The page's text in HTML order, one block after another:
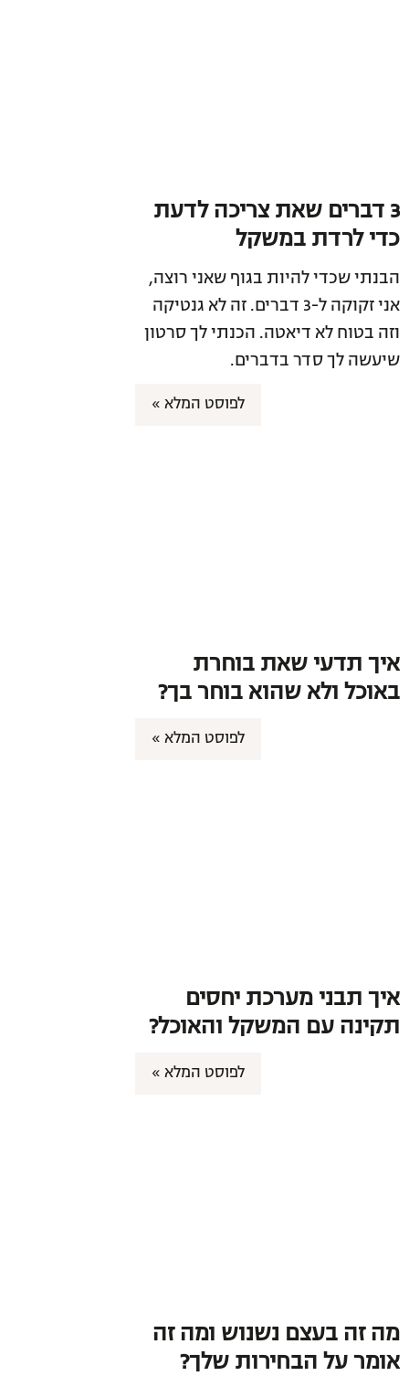
3 דברים שאת צריכה לדעת
כדי לרדת במשקל
הבנתי שכדי להיות בגוף שאני רוצה,
אני זקוקה ל-3 דברים. זה לא גנטיקה
וזה בטוח לא דיאטה. הכנתי לך סרטון
שיעשה לך סדר בדברים.
לפוסט המלא »
איך תדעי שאת בוחרת
באוכל ולא שהוא בוחר בך?
לפוסט המלא »
איך תבני מערכת יחסים
תקינה עם המשקל והאוכל?
לפוסט המלא »
מה זה בעצם נשנוש ומה זה
אומר על הבחירות שלך?